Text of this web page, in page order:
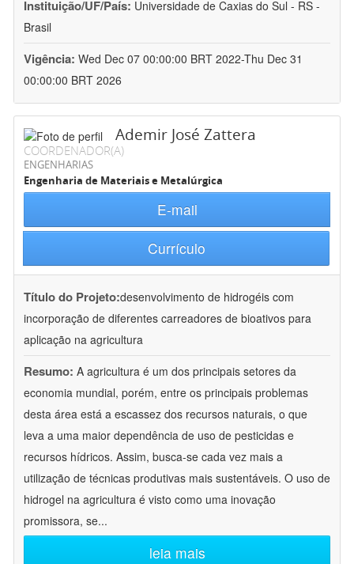
Instituição/UF/País: Universidade de Caxias do Sul - RS -
Brasil
Vigência: Wed Dec 07 00:00:00 BRT 2022-Thu Dec 31
00:00:00 BRT 2026
Ademir José Zattera
COORDENADOR(A)
ENGENHARIAS
Engenharia de Materiais e Metalúrgica
E-mail
Currículo
Título do Projeto:desenvolvimento de hidrogéis com
incorporação de diferentes carreadores de bioativos para
aplicação na agricultura
Resumo: A agricultura é um dos principais setores da
economia mundial, porém, entre os principais problemas
desta área está a escassez dos recursos naturais, o que
leva a uma maior dependência de uso de pesticidas e
recursos hídricos. Assim, busca-se cada vez mais a
utilização de técnicas produtivas mais sustentáveis. O uso de
hidrogel na agricultura é visto como uma inovação
promissora, se...
leia mais